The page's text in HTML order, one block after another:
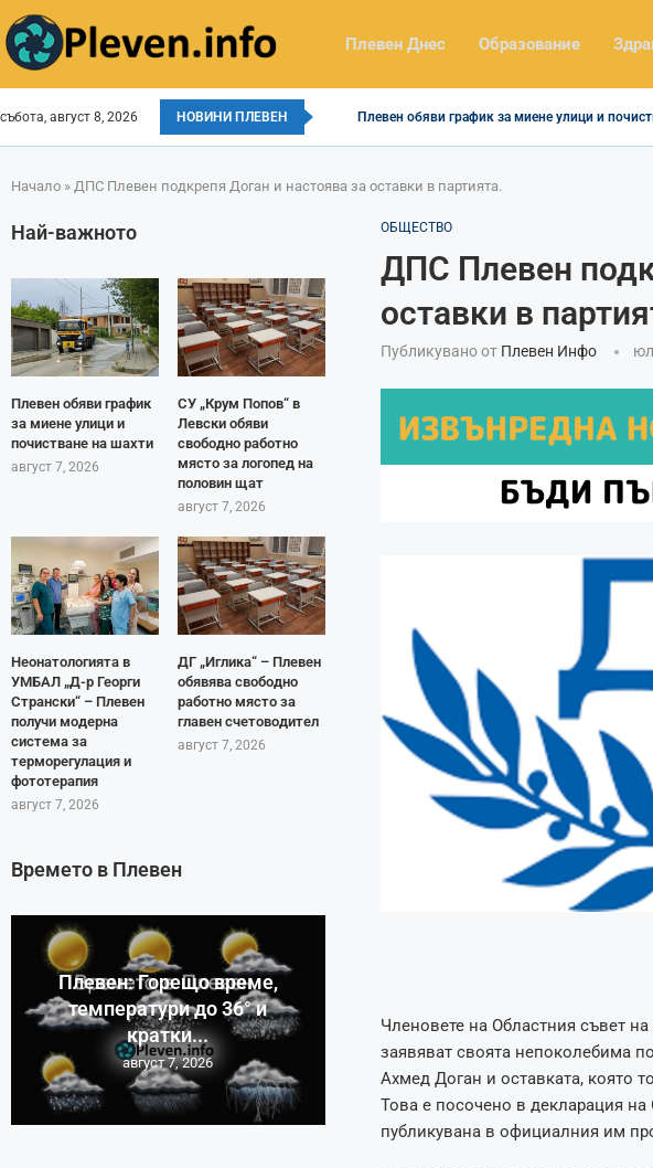
Плевен Днес Образование
събота, август 8, 2026 НОВИНИ ПЛЕВЕН Плевен обяви график за миене улици и
Начало » ДПС Плевен подкрепя Доган и настоява за оставки в партията.
ОБЩЕСТВО
ДПС Плевен
оставки в
Публикувано от Плевен Инфо
Членовете на Областния съвет
заявяват своята непоколебима
Ахмед Доган и оставката, която
Това е посочено в декларация
публикувана в официалния им
Най-важното
Плевен обяви график
за миене улици и
почистване на шахти
август 7, 2026
СУ „Крум Попов“ в
Левски обяви
свободно работно
място за логопед на
половин щат
август 7, 2026
Неонатологията в
УМБАЛ „Д-р Георги
Странски“ – Плевен
получи модерна
система за
терморегулация и
фототерапия
август 7, 2026
ДГ „Иглика“ – Плевен
обявява свободно
работно място за
главен счетоводител
август 7, 2026
Времето в Плевен
Плевен: Горещо време,
температури до 36° и
кратки...
август 7, 2026